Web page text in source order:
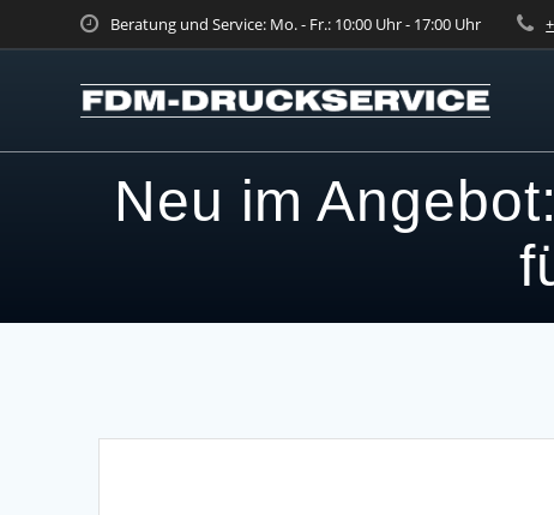
to
Beratung und Service: Mo. - Fr.: 10:00 Uhr - 17:00 Uhr
Neu im